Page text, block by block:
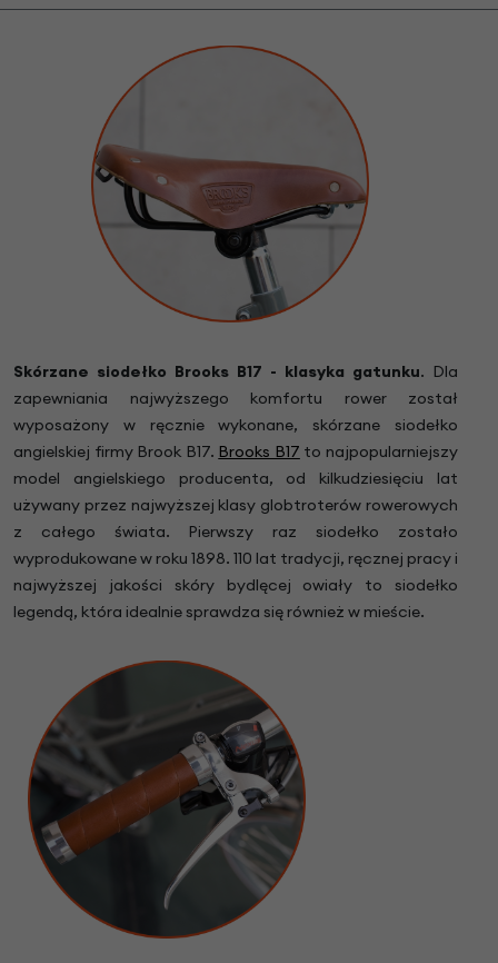
Skórzane siodełko Brooks B17 - klasyka gatunku. Dla
zapewniania najwyższego komfortu rower został
wyposażony w ręcznie wykonane, skórzane siodełko
angielskiej firmy Brook B17. Brooks B17 to najpopularniejszy
model angielskiego producenta, od kilkudziesięciu lat
używany przez najwyższej klasy globtroterów rowerowych
z całego świata. Pierwszy raz siodełko zostało
wyprodukowane w roku 1898. 110 lat tradycji, ręcznej pracy i
najwyższej jakości skóry bydlęcej owiały to siodełko
legendą, która idealnie sprawdza się również w mieście.